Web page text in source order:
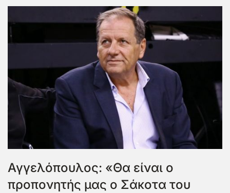
Αγγελόπουλος: «Θα είναι ο
προπονητής μας ο Σάκοτα του